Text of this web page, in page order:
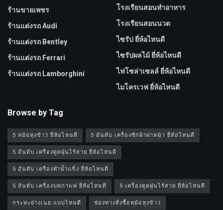
ร้านขายเพชร
ร้านแต่งรถ Audi
ร้านแต่งรถ Bentley
ร้านแต่งรถ Ferrari
ร้านแต่งรถ Lamborghini
โรงเรียนสอนทำอาหาร
โรงเรียนสอนนวด
ไซรัป ยี่ห้อไหนดี
ไซรัปผลไม้ ยี่ห้อไหนดี
ไฟโซล่าเซลล์ ยี่ห้อไหนดี
ไมโครเวฟ ยี่ห้อไหนดี
Browse by Tag
5 หม้อหุงข้าว ยี่ห้อไหนดี
5 อันดับ เครื่องซักผ้าฝาหน้า ยี่ห้อไหนดี
5 อันดับ เครื่องดูดฝุ่นไร้สาย ยี่ห้อไหนดี
5 อันดับ เครื่องทำน้ำแข็ง ยี่ห้อไหนดี
5 อันดับ เครื่องบดกาแฟ ยี่ห้อไหนดี
5 เครื่องดูดฝุ่นไร้สาย ยี่ห้อไหนดี
กระทะย่างเนย แบบไหนดี
ช่องทางสั่งซื้อหม้อหุงข้าว